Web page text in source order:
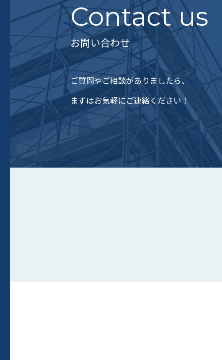
Contact us
お問い合わせ
ご質問やご相談がありましたら、
まずはお気軽にご連絡ください！